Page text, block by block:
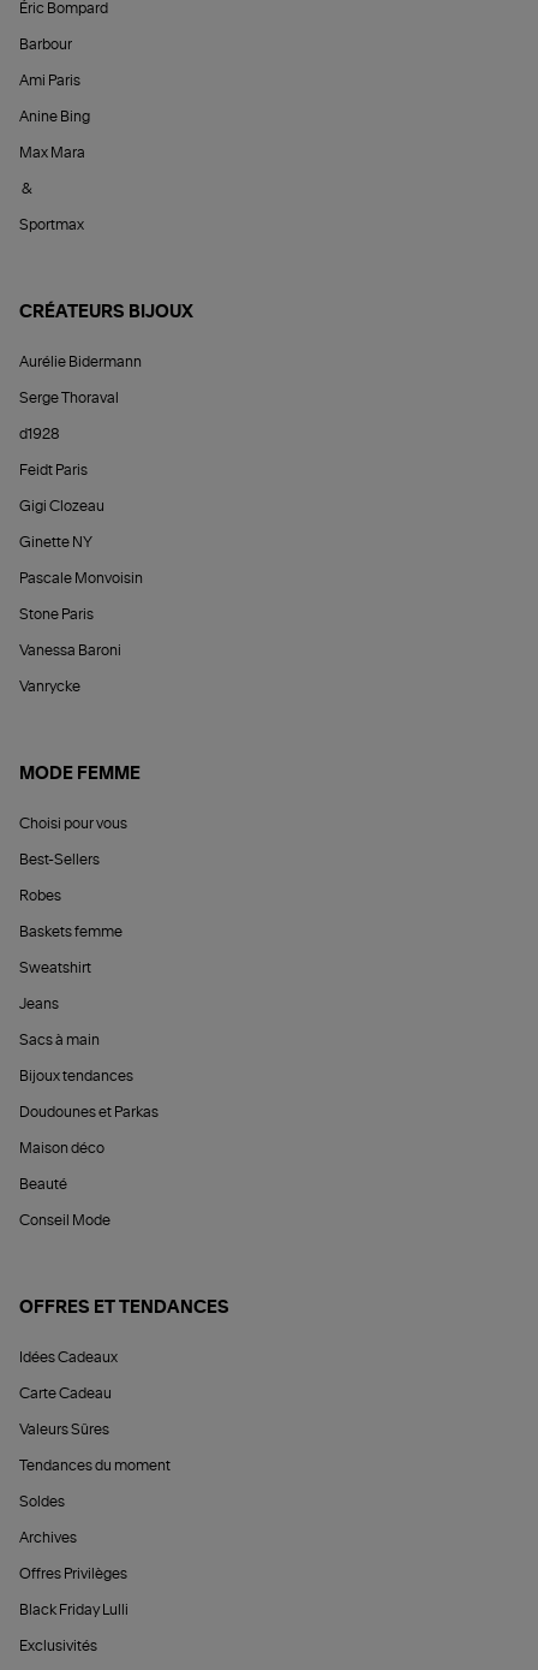
Éric Bompard
Barbour
Ami Paris
Anine Bing
Max Mara
&
Sportmax
CRÉATEURS BIJOUX
Aurélie Bidermann
Serge Thoraval
d1928
Feidt Paris
Gigi Clozeau
Ginette NY
Pascale Monvoisin
Stone Paris
Vanessa Baroni
Vanrycke
MODE FEMME
Choisi pour vous
Best-Sellers
Robes
Baskets femme
Sweatshirt
Jeans
Sacs à main
Bijoux tendances
Doudounes et Parkas
Maison déco
Beauté
Conseil Mode
OFFRES ET TENDANCES
Idées Cadeaux
Carte Cadeau
Valeurs Sûres
Tendances du moment
Soldes
Archives
Offres Privilèges
Black Friday Lulli
Exclusivités